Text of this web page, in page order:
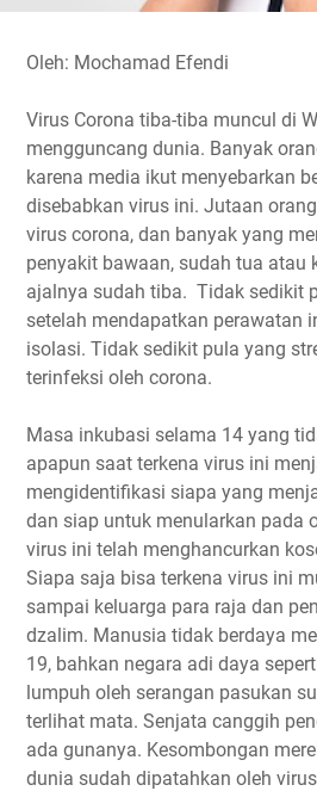
Oleh: Mochamad Efendi
Virus Corona tiba-tiba muncul di
mengguncang dunia. Banyak
karena media ikut menyebarkan
disebabkan virus ini. Jutaan
virus corona, dan banyak yang
penyakit bawaan, sudah tua atau
ajalnya sudah tiba. Tidak sedikit
setelah mendapatkan perawatan
isolasi. Tidak sedikit pula yang
terinfeksi oleh corona.
Masa inkubasi selama 14 yang
apapun saat terkena virus ini
mengidentifikasi siapa yang
dan siap untuk menularkan pada
virus ini telah menghancurkan
Siapa saja bisa terkena virus ini
sampai keluarga para raja dan
dzalim. Manusia tidak berdaya
19, bahkan negara adi daya
lumpuh oleh serangan pasukan
terlihat mata. Senjata canggih
ada gunanya. Kesombongan
dunia sudah dipatahkan oleh